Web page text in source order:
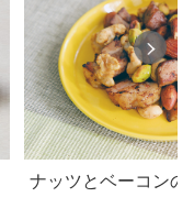
ナッツとベーコンの